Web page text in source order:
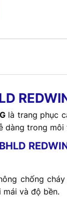
là trang phục
dàng trong
chống
và độ bền.